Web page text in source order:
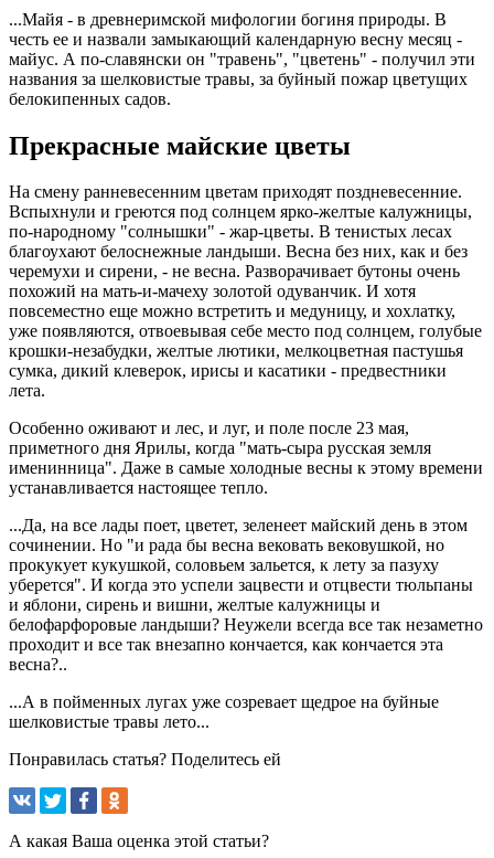
...Майя - в древнеримской мифологии богиня природы. В
честь ее и назвали замыкающий календарную весну месяц -
майус. А по-славянски он "травень", "цветень" - получил эти
названия за шелковистые травы, за буйный пожар цветущих
белокипенных садов.
Прекрасные майские цветы
На смену ранневесенним цветам приходят поздневесенние.
Вспыхнули и греются под солнцем ярко-желтые калужницы,
по-народному "солнышки" - жар-цветы. В тенистых лесах
благоухают белоснежные ландыши. Весна без них, как и без
черемухи и сирени, - не весна. Разворачивает бутоны очень
похожий на мать-и-мачеху золотой одуванчик. И хотя
повсеместно еще можно встретить и медуницу, и хохлатку,
уже появляются, отвоевывая себе место под солнцем, голубые
крошки-незабудки, желтые лютики, мелкоцветная пастушья
сумка, дикий клеверок, ирисы и касатики - предвестники
лета.
Особенно оживают и лес, и луг, и поле после 23 мая,
приметного дня Ярилы, когда "мать-сыра русская земля
именинница". Даже в самые холодные весны к этому времени
устанавливается настоящее тепло.
...Да, на все лады поет, цветет, зеленеет майский день в этом
сочинении. Но "и рада бы весна вековать вековушкой, но
прокукует кукушкой, соловьем зальется, к лету за пазуху
уберется". И когда это успели зацвести и отцвести тюльпаны
и яблони, сирень и вишни, желтые калужницы и
белофарфоровые ландыши? Неужели всегда все так незаметно
проходит и все так внезапно кончается, как кончается эта
весна?..
...А в пойменных лугах уже созревает щедрое на буйные
шелковистые травы лето...
Понравилась статья? Поделитесь ей
А какая Ваша оценка этой статьи?